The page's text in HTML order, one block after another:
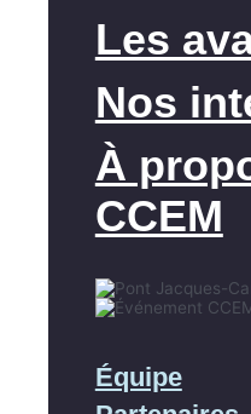
Les
Nos
À
CCEM
Équipe